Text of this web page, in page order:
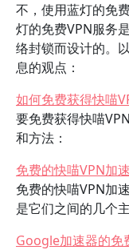
不，使用蓝灯的免
灯的免费VPN服务
络封锁而设计的。
息的观点：
如何免费获得快喵
要免费获得快喵
和方法：
免费的快喵VPN加
免费的快喵VPN加
是它们之间的几个
Google加速器的免